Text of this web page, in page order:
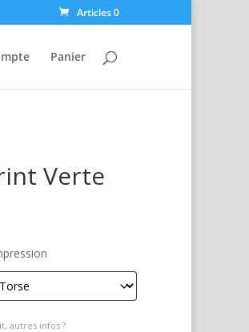
Articles 0
Panier
Verte
autres infos ?